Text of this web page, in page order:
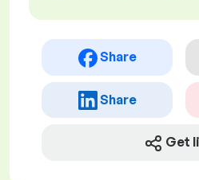
Share
Share
Get